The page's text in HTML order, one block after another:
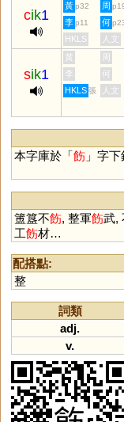
cik1
黃 p32 周
李 p11 何
HKLS 人文
sik1
黃 周
李
何
HKLS 張 人文
本字庫於「飭」字下
簠簋不飭, 整軍飭武,
工飭材…
配搭點:
整
詞類
adj.
v.